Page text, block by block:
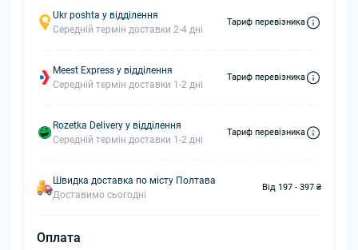
Ukr poshta у відділення
Середній термін доставки 2-4 дні
Тариф перевізника
Meest Express у відділення
Середній термін доставки 1-2 дні
Тариф перевізника
Rozetka Delivery у відділення
Середній термін доставки 1-2 дні
Тариф перевізника
Швидка доставка по місту Полтава
Доставимо сьогодні
Від 197 - 397 ₴
Оплата